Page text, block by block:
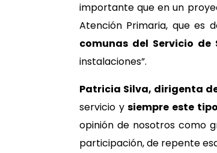
importante que en un
Atención Primaria, que es
comunas del Servicio
instalaciones”.
Patricia Silva, dirigenta de
servicio ysiempre este
opinión de nosotros como
participación, de repente